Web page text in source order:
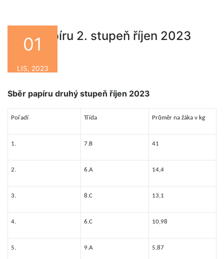
Sběr papíru 2. stupeň říjen 2023
01
LIS, 2023
Sběr papíru druhý stupeň říjen 2023
Pořadí Třída Průměr na žáka v kg
1. 7.B 41
2. 6.A 14,4
3. 8.C 13,1
4. 6.C 10,98
5. 9.A 5,87